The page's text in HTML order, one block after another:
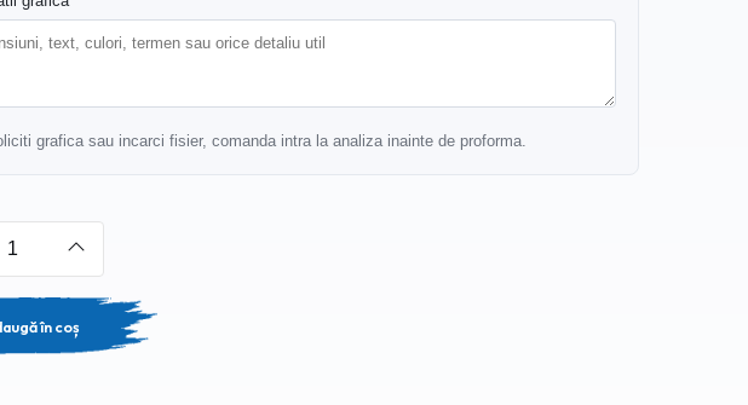
grafica sau incarci fisier, comanda intra la analiza inainte de proforma.
în coș